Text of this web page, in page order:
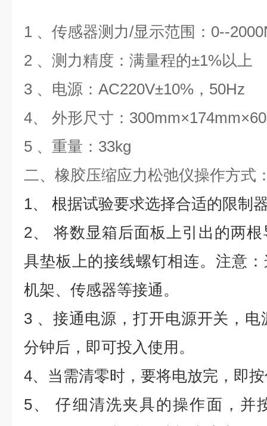
1 、传感器测力/显示范围：0--
2 、测力精度：满量程的±1%以上
3 、电源：AC220V±10%，50Hz
4、 外形尺寸：
5 、重量：33kg
二、 橡胶压缩应力松弛仪操作方式
1、 根据试验要求选择合适的限制
2、 将数显箱后面板上引出的两
具垫板上的接线螺钉相连。注意
机架、传感器等接通。
3 、接通电源，打开电源开关，
分钟后，即可投入使用。
4、当需清零时，要将电放完，即
5、 仔细清洗夹具的操作面，并